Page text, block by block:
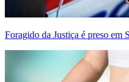
Foragido da Justiça é preso em